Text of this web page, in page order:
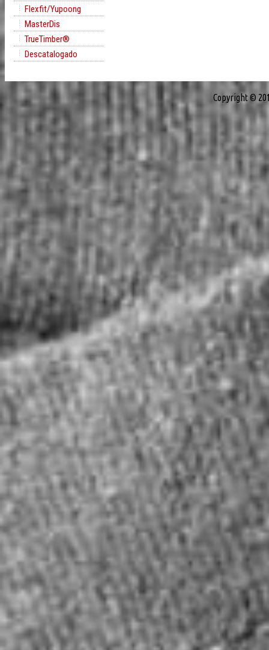
Flexfit/Yupoong
MasterDis
TrueTimber®
Descatalogado
Copyright ©